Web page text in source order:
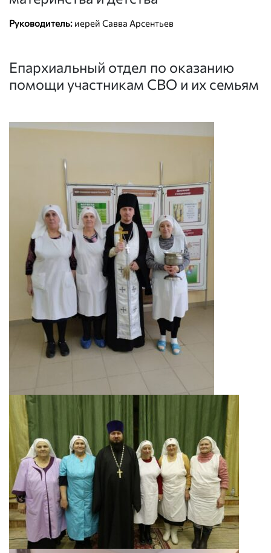
Руководитель: иерей Савва Арсентьев
Епархиальный отдел по оказанию
помощи участникам СВО и их семьям